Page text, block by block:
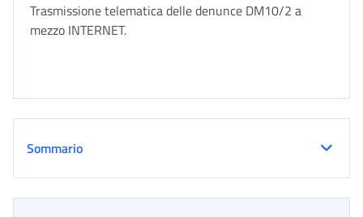
Trasmissione telematica delle denunce DM10/2 a
mezzo INTERNET.
Sommario